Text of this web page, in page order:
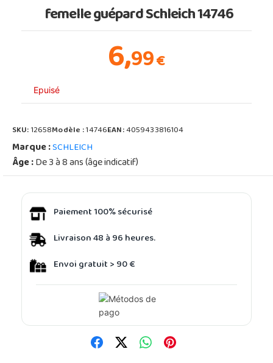
femelle guépard Schleich 14746
6,99€
Epuisé
SKU:12658Modèle :14746EAN:4059433816104
Marque :SCHLEICH
Âge :De 3 à 8 ans (âge indicatif)
Paiement 100% sécurisé
Livraison 48 à 96 heures.
Envoi gratuit > 90 €